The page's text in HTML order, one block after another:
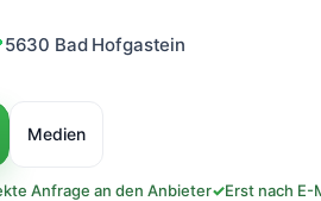
5630 Bad Hofgastein
Medien
Anfrage an den Anbieter✓Erst nach